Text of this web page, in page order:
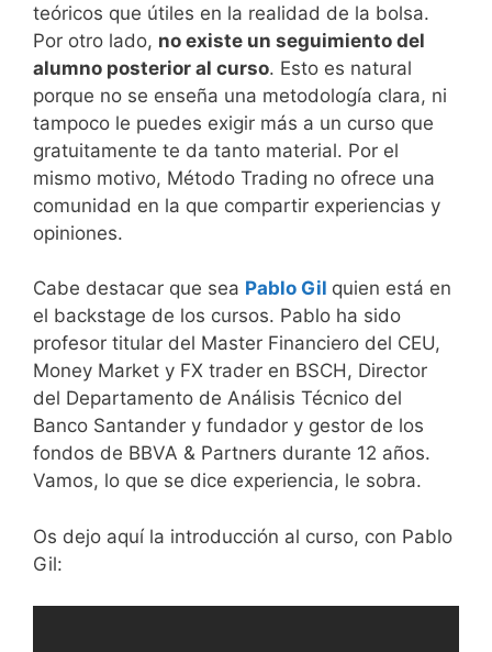
teóricos que útiles en la realidad de la bolsa.
Por otro lado, no existe un seguimiento del
alumno posterior al curso. Esto es natural
porque no se enseña una metodología clara, ni
tampoco le puedes exigir más a un curso que
gratuitamente te da tanto material. Por el
mismo motivo, Método Trading no ofrece una
comunidad en la que compartir experiencias y
opiniones.
Cabe destacar que sea Pablo Gil quien está en
el backstage de los cursos. Pablo ha sido
profesor titular del Master Financiero del CEU,
Money Market y FX trader en BSCH, Director
del Departamento de Análisis Técnico del
Banco Santander y fundador y gestor de los
fondos de BBVA & Partners durante 12 años.
Vamos, lo que se dice experiencia, le sobra.
Os dejo aquí la introducción al curso, con Pablo
Gil: